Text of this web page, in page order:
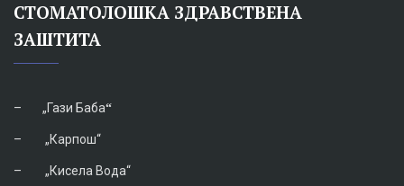
СТОМАТОЛОШКА ЗДРАВСТВЕНА
ЗАШТИТА
– „Гази Баба“
– „Карпош“
– „Кисела Вода“